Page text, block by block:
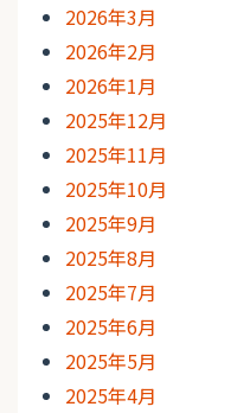
2026年3月
2026年2月
2026年1月
2025年12月
2025年11月
2025年10月
2025年9月
2025年8月
2025年7月
2025年6月
2025年5月
2025年4月